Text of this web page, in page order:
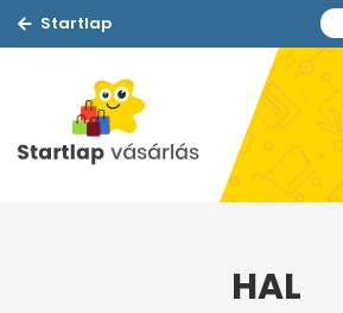
Startlap
HAL